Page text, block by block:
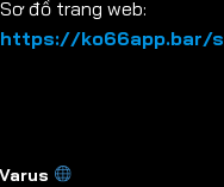
Sơ đồ trang web:
https://ko66app.bar/